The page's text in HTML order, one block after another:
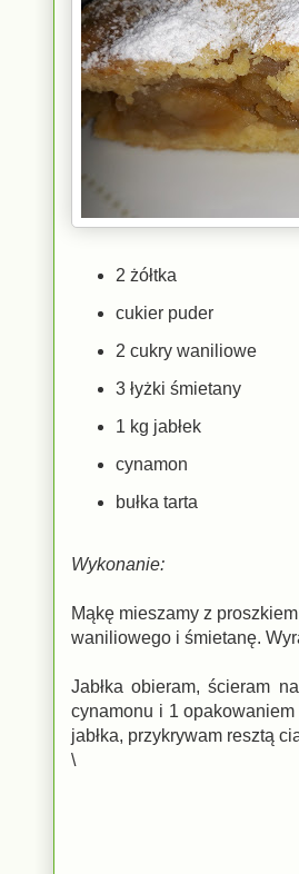
2 żółtka
cukier puder
2 cukry waniliowe
3 łyżki śmietany
1 kg jabłek
cynamon
bułka tarta
Wykonanie:
Mąkę mieszamy z
waniliowego i śmietanę.
Jabłka obieram, ścieram
cynamonu i 1 opakowaniem
jabłka, przykrywam resztą
\